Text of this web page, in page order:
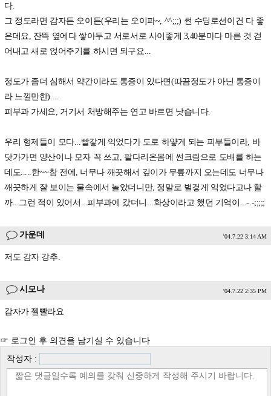
다.
그 정도라면 감자든 오이든(우리는 오이파~, ^^;;;) 썬 수딩로션이건 다 좋
은데요, 잔뜩 옆에다 쌓아두고 서로서로 사이좋게 3,40분마다 마른 것 걷
어내고 새로 얹어주기를 하시면 되구요...
정도가 좀더 심해서 약간이라도 통증이 있다면(따끔정도가 아닌 통증이
라 느낄만한)....
피부과 가세요, 거기서 처방해주는 연고 바르면 낫습니다.
우리 형제들이 모다...빨갛게 익었다가 도로 하얗게 되는 피부들이라, 바
닷가가면 양산이나 모자 꼭 쓰고, 팔다리온몸에 썬크림으로 도배를 하는
데도.....한~~참 전에, 너무나 깨끗해서 깊이가 무릎까지 오는데도 너무나
깨끗하게 잘 보이는 물속에서 놀았더니만, 정말로 벌겋게 익었다고나 할
까...그런 적이 있어서...피부과에 갔더니...화상이라고 했던 기억이...-.-;;;;;
가운데 '04.7.22 3:14 AM
저도 감자 강추.
시모나 '04.7.22 2:35 PM
감자가 젤빨라요
☞ 로그인 후 의견을 남기실 수 있습니다
작성자 :